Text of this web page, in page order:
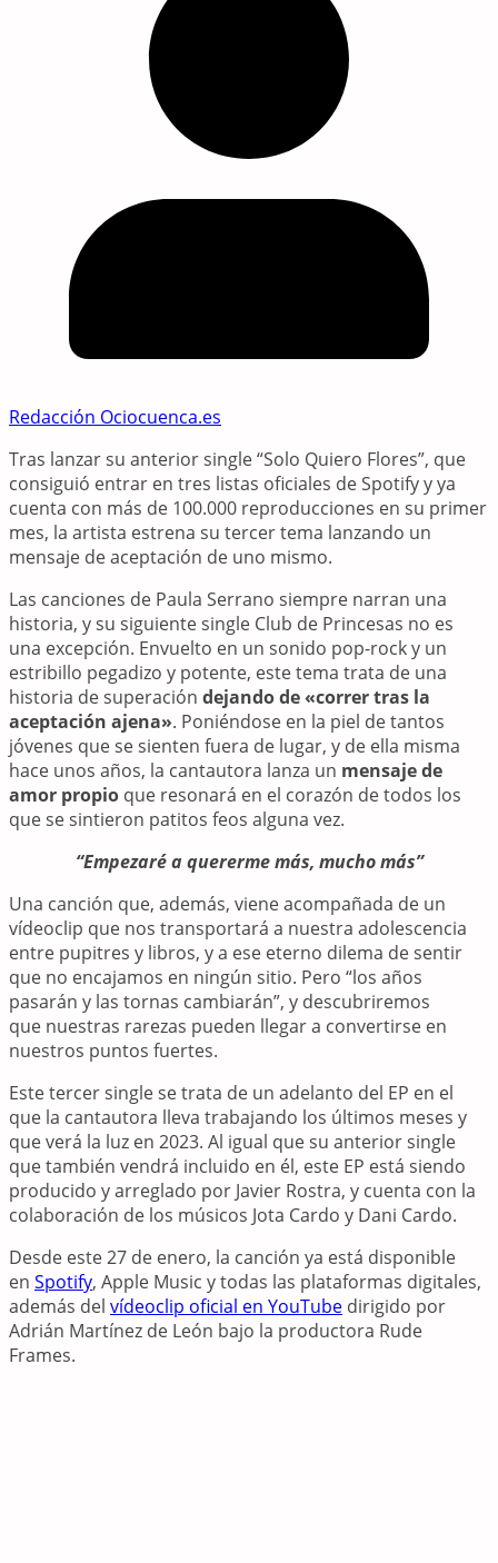
Redacción Ociocuenca.es
Tras lanzar su anterior single “Solo Quiero Flores”, que
consiguió entrar en tres listas oficiales de Spotify y ya
cuenta con más de 100.000 reproducciones en su primer
mes, la artista estrena su tercer tema lanzando un
mensaje de aceptación de uno mismo.
Las canciones de Paula Serrano siempre narran una
historia, y su siguiente single Club de Princesas no es
una excepción. Envuelto en un sonido pop-rock y un
estribillo pegadizo y potente, este tema trata de una
historia de superación dejando de «correr tras la
aceptación ajena». Poniéndose en la piel de tantos
jóvenes que se sienten fuera de lugar, y de ella misma
hace unos años, la cantautora lanza un mensaje de
amor propio que resonará en el corazón de todos los
que se sintieron patitos feos alguna vez.
“Empezaré a quererme más, mucho más”
Una canción que, además, viene acompañada de un
vídeoclip que nos transportará a nuestra adolescencia
entre pupitres y libros, y a ese eterno dilema de sentir
que no encajamos en ningún sitio. Pero “los años
pasarán y las tornas cambiarán”, y descubriremos
que nuestras rarezas pueden llegar a convertirse en
nuestros puntos fuertes.
Este tercer single se trata de un adelanto del EP en el
que la cantautora lleva trabajando los últimos meses y
que verá la luz en 2023. Al igual que su anterior single
que también vendrá incluido en él, este EP está siendo
producido y arreglado por Javier Rostra, y cuenta con la
colaboración de los músicos Jota Cardo y Dani Cardo.
Desde este 27 de enero, la canción ya está disponible
en Spotify, Apple Music y todas las plataformas digitales,
además del vídeoclip oficial en YouTube dirigido por
Adrián Martínez de León bajo la productora Rude
Frames.